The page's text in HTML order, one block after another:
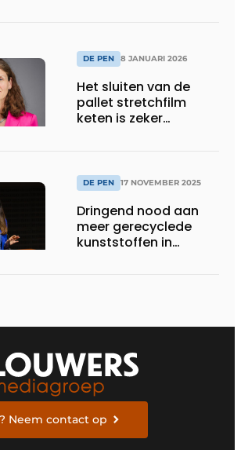
DE PEN 8 JANUARI 2026
Het sluiten van de
pallet stretchfilm
keten is zeker
DE PEN 17 NOVEMBER 2025
Dringend nood aan
meer gerecyclede
kunststoffen in
Neem contact op